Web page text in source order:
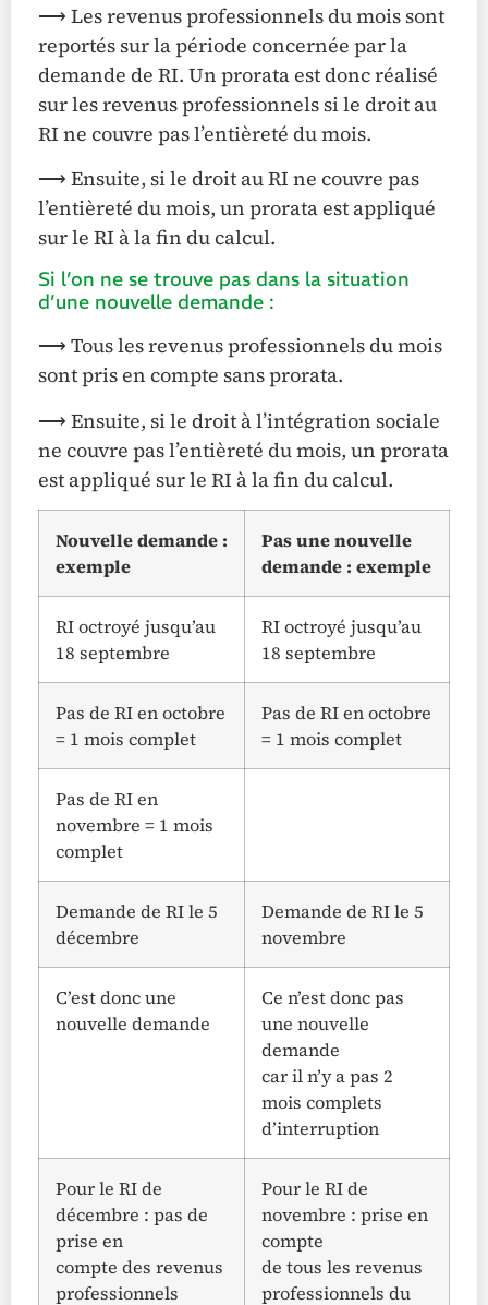
⟶ Les revenus professionnels du mois sont
reportés sur la période concernée par la
demande de RI. Un prorata est donc réalisé
sur les revenus professionnels si le droit au
RI ne couvre pas l’entièreté du mois.
⟶ Ensuite, si le droit au RI ne couvre pas
l’entièreté du mois, un prorata est appliqué
sur le RI à la fin du calcul.
Si l’on ne se trouve pas dans la situation
d’une nouvelle demande :
⟶ Tous les revenus professionnels du mois
sont pris en compte sans prorata.
⟶ Ensuite, si le droit à l’intégration sociale
ne couvre pas l’entièreté du mois, un prorata
est appliqué sur le RI à la fin du calcul.
Nouvelle demande :
exemple
Pas une nouvelle
demande : exemple
RI octroyé jusqu’au
18 septembre
RI octroyé jusqu’au
18 septembre
Pas de RI en octobre
= 1 mois complet
Pas de RI en octobre
= 1 mois complet
Pas de RI en
novembre = 1 mois
complet
Demande de RI le 5
décembre
Demande de RI le 5
novembre
C’est donc une
nouvelle demande
Ce n’est donc pas
une nouvelle
demande
car il n’y a pas 2
mois complets
d’interruption
Pour le RI de
décembre : pas de
prise en
compte des revenus
professionnels
Pour le RI de
novembre : prise en
compte
de tous les revenus
professionnels du